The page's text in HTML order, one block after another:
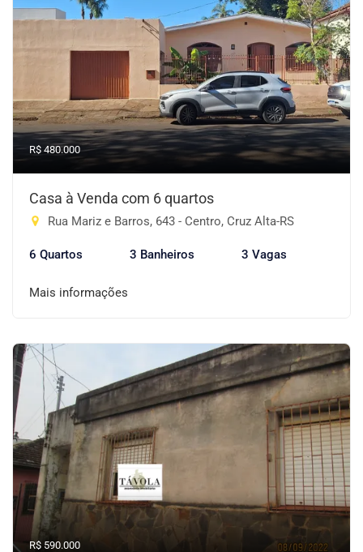
R$ 480.000
Casa à Venda com 6 quartos
Rua Mariz e Barros, 643 - Centro, Cruz Alta-RS
6 Quartos 3 Banheiros 3 Vagas
Mais informações
R$ 590.000